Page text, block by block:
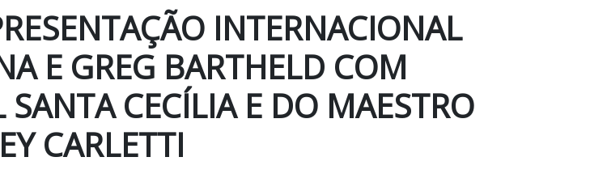
INTERNACIONAL
E GREG BARTHELD COM
CECÍLIA E DO MAESTRO
CARLETTI